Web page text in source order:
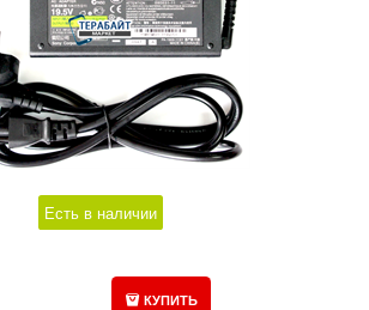
Есть в наличии
КУПИТЬ